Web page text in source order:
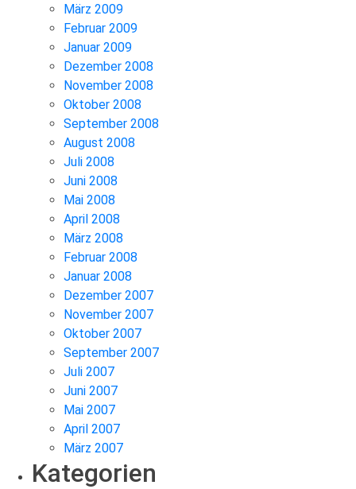
März 2009
Februar 2009
Januar 2009
Dezember 2008
November 2008
Oktober 2008
September 2008
August 2008
Juli 2008
Juni 2008
Mai 2008
April 2008
März 2008
Februar 2008
Januar 2008
Dezember 2007
November 2007
Oktober 2007
September 2007
Juli 2007
Juni 2007
Mai 2007
April 2007
März 2007
Kategorien